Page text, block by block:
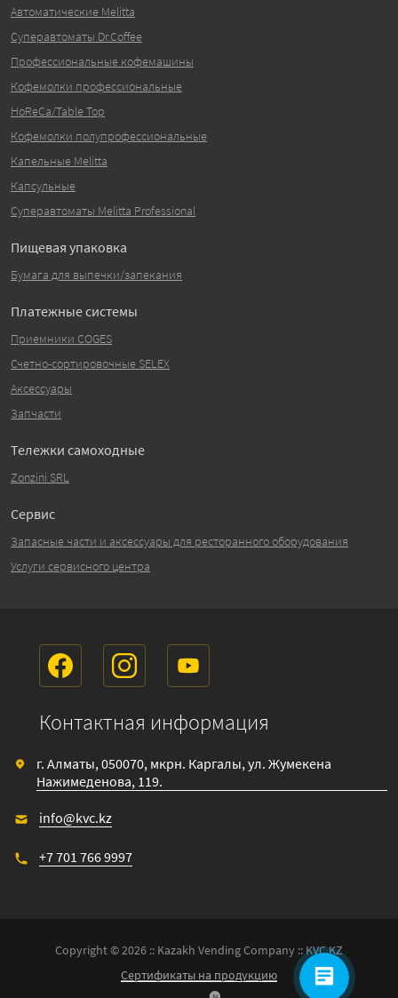
Автоматические Melitta
Суперавтоматы Dr.Coffee
Профессиональные кофемашины
Кофемолки профессиональные
HoReCa/Table Top
Кофемолки полупрофессиональные
Капельные Melitta
Капсульные
Суперавтоматы Melitta Professional
Пищевая упаковка
Бумага для выпечки/запекания
Платежные системы
Приемники COGES
Счетно-сортировочные SELEX
Аксессуары
Запчасти
Тележки самоходные
Zonzini SRL
Сервис
Запасные части и аксессуары для ресторанного оборудования
Услуги сервисного центра
Контактная информация
г. Алматы, 050070, мкрн. Каргалы, ул. Жумекена
Нажимеденова, 119.
info@kvc.kz
+7 701 766 9997
Copyright © 2026 :: Kazakh Vending Company :: KVC.KZ
Сертификаты на продукцию